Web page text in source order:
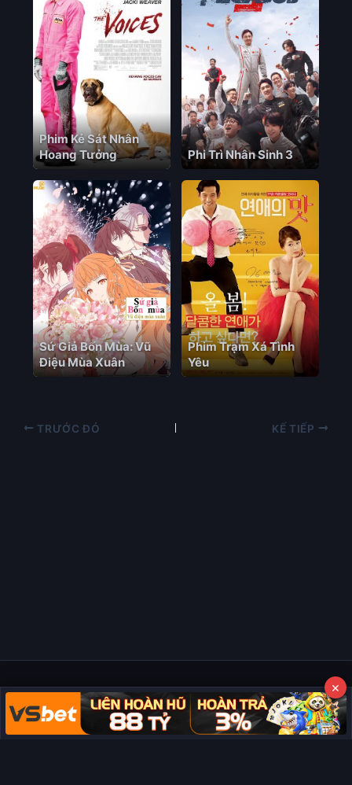
Phim Kẻ Sát Nhân
Hoang Tưởng
Phi Trì Nhân Sinh 3
Sứ Giả Bốn Mùa: Vũ
Điệu Mùa Xuân
Phim Trạm Xá Tình
Yêu
TRƯỚC ĐÓ KẾ TIẾP
Copyright © 2026 Phim Full HD
×